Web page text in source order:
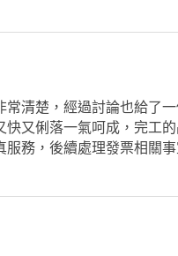
清楚，經過討論也給了
又俐落一氣呵成，完工
務，後續處理發票相關